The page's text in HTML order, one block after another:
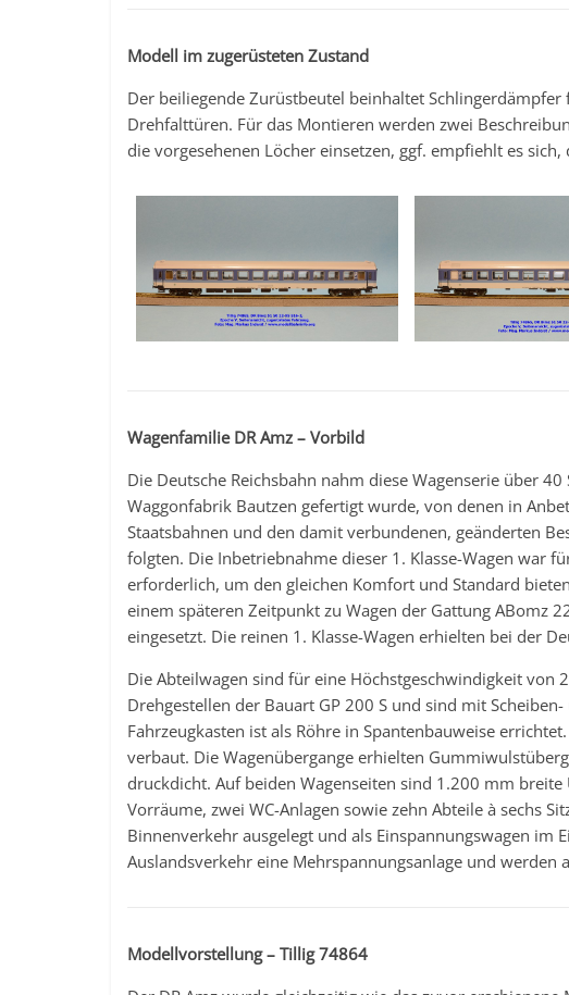
Modell im zugerüsteten Zustand
Der beiliegende Zurüstbeutel beinhaltet
Drehfalttüren. Für das Montieren werden zwei
die vorgesehenen Löcher einsetzen, ggf. empfiehlt es
Wagenfamilie DR Amz – Vorbild
Die Deutsche Reichsbahn nahm diese Wagenserie über
Waggonfabrik Bautzen gefertigt wurde, von denen in
Staatsbahnen und den damit verbundenen, geänderten
folgten. Die Inbetriebnahme dieser 1. Klasse-Wagen war
erforderlich, um den gleichen Komfort und Standard
einem späteren Zeitpunkt zu Wagen der Gattung ABomz
eingesetzt. Die reinen 1. Klasse-Wagen erhielten bei der
Die Abteilwagen sind für eine Höchstgeschwindigkeit von
Drehgestellen der Bauart GP 200 S und sind mit
Fahrzeugkasten ist als Röhre in Spantenbauweise
verbaut. Die Wagenübergange erhielten
druckdicht. Auf beiden Wagenseiten sind 1.200 mm
Vorräume, zwei WC-Anlagen sowie zehn Abteile à sechs
Binnenverkehr ausgelegt und als Einspannungswagen im
Auslandsverkehr eine Mehrspannungsanlage und werden
Modellvorstellung – Tillig 74864